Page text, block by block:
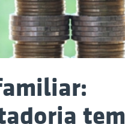
tem